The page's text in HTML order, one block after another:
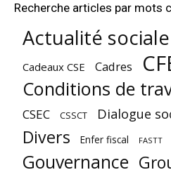
Recherche articles par mots
Actualité sociale
Cadeaux CSE Cadres
Conditions de
CSEC CSSCT Dialogue
Divers Enfer fiscal FASTT
Gouvernance